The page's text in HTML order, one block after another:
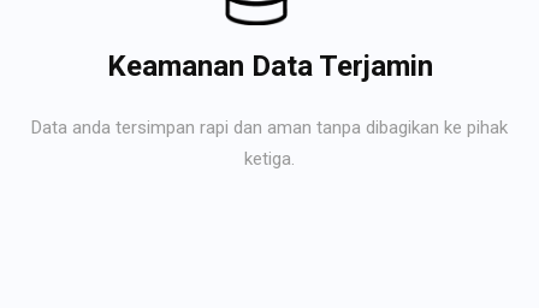
Keamanan Data Terjamin
Data anda tersimpan rapi dan aman tanpa dibagikan ke pihak
ketiga.